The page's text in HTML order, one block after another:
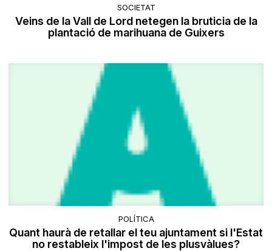
SOCIETAT
Veins de la Vall de Lord netegen la bruticia de la
plantació de marihuana de Guixers
POLÍTICA
Quant haurà de retallar el teu ajuntament si l'Estat
no restableix l'impost de les plusvàlues?